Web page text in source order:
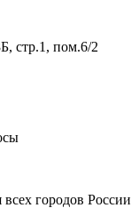
стр.1, пом.6/2
городов России